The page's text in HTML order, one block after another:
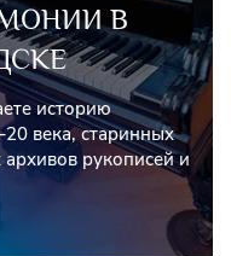
В
историю
века, старинных
рукописей и